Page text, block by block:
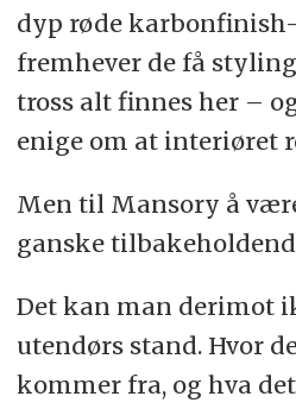
dyp røde
fremhever de få
tross alt finnes her –
enige om at interiøret
Men til Mansory å
ganske
Det kan man derimot
utendørs stand. Hvor
kommer fra, og hva